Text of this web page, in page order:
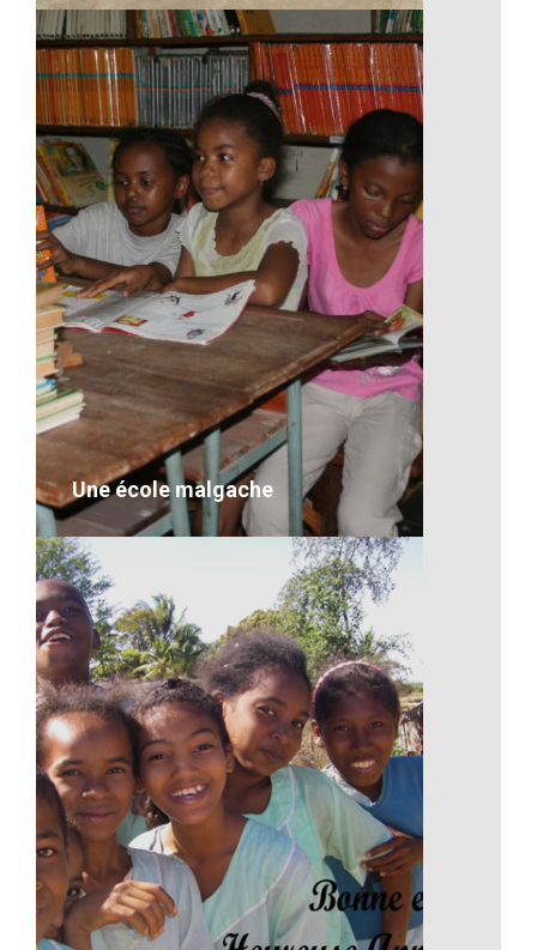
Artisanat-Le travail à Madagascar
VOIR LE DÉTAIL
Une école malgache
Une école malgache